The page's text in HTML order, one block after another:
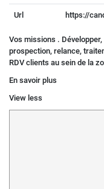
Url https://
Vos missions .
prospection, relance,
RDV clients au sein de la
En savoir plus
View less